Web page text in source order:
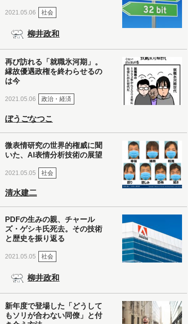
2021.05.06 社会
柳井政和
再び訪れる「就職氷河期」。
縁故優遇政権を終わらせるの
は今
2021.05.06 政治・経済
ぼうごなつこ
微表情研究の世界的権威に聞
いた、AI表情分析技術の展望
2021.05.05 社会
清水建二
PDFの生みの親、チャール
ズ・ゲシキ氏死去。その技術
と歴史を振り返る
2021.05.05 社会
柳井政和
新年度で登場した「どうして
もソリが合わない同僚」と付